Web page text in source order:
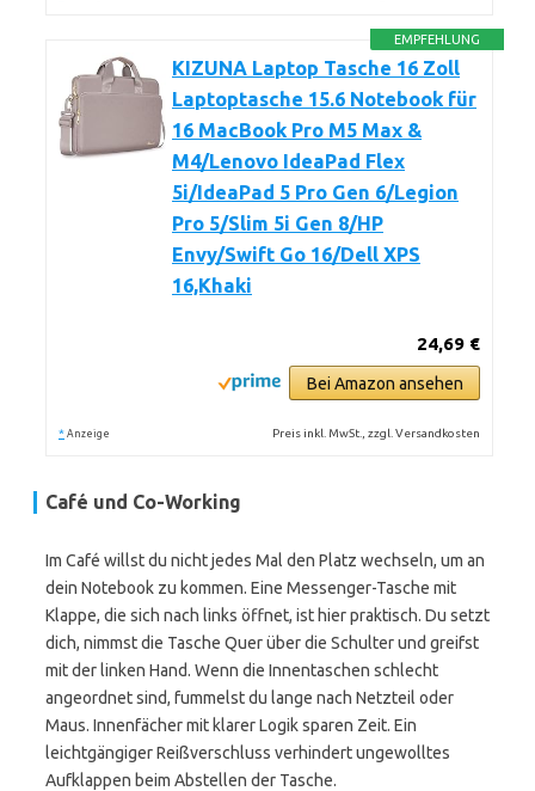
EMPFEHLUNG
KIZUNA Laptop Tasche 16 Zoll
Laptoptasche 15.6 Notebook für
16 MacBook Pro M5 Max &
M4/Lenovo IdeaPad Flex
5i/IdeaPad 5 Pro Gen 6/Legion
Pro 5/Slim 5i Gen 8/HP
Envy/Swift Go 16/Dell XPS
16,Khaki
24,69 €
Bei Amazon ansehen
* Anzeige Preis inkl. MwSt., zzgl. Versandkosten
Café und Co-Working
Im Café willst du nicht jedes Mal den Platz wechseln, um an
dein Notebook zu kommen. Eine Messenger-Tasche mit
Klappe, die sich nach links öffnet, ist hier praktisch. Du setzt
dich, nimmst die Tasche Quer über die Schulter und greifst
mit der linken Hand. Wenn die Innentaschen schlecht
angeordnet sind, fummelst du lange nach Netzteil oder
Maus. Innenfächer mit klarer Logik sparen Zeit. Ein
leichtgängiger Reißverschluss verhindert ungewolltes
Aufklappen beim Abstellen der Tasche.